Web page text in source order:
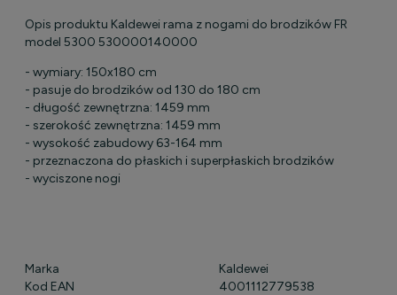
Opis produktu Kaldewei rama z nogami do brodzików FR
model 5300 530000140000
- wymiary: 150x180 cm
- pasuje do brodzików od 130 do 180 cm
- długość zewnętrzna: 1459 mm
- szerokość zewnętrzna: 1459 mm
- wysokość zabudowy 63-164 mm
- przeznaczona do płaskich i superpłaskich brodzików
- wyciszone nogi
Marka
Kaldewei
Kod EAN
4001112779538